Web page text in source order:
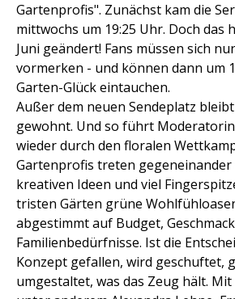
Gartenprofis". Zunächst kam die
mittwochs um 19:25 Uhr. Doch das
Juni geändert! Fans müssen sich
vormerken - und können dann um
Garten-Glück eintauchen.
Außer dem neuen Sendeplatz
gewohnt. Und so führt
wieder durch den floralen
Gartenprofis treten gegeneinander
kreativen Ideen und viel
tristen Gärten grüne
abgestimmt auf Budget,
Familienbedürfnisse. Ist die
Konzept gefallen, wird geschuftet,
umgestaltet, was das Zeug hält.